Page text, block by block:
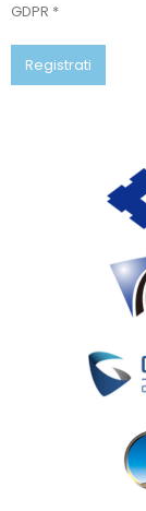
GDPR *
Registrati